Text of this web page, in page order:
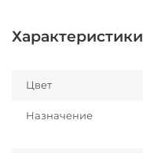
Характеристики
Цвет
Назначение